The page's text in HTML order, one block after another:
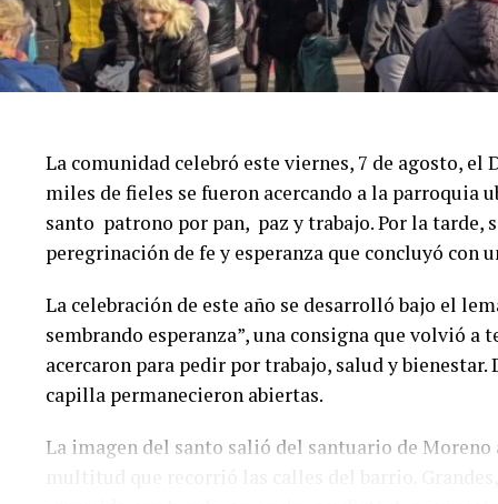
La comunidad celebró este viernes, 7 de agosto, el
miles de fieles se fueron acercando a la parroquia
santo patrono por pan, paz y trabajo. Por la tarde,
peregrinación de fe y esperanza que concluyó con
La celebración de este año se desarrolló bajo el
sembrando esperanza”, una consigna que volvió
acercaron para pedir por trabajo, salud y
capilla permanecieron abiertas.
La imagen del santo salió del santuario de Moreno